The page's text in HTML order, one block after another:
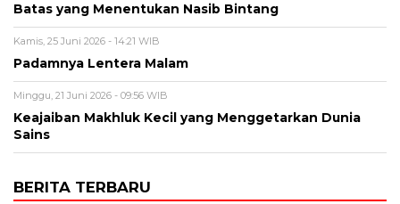
Batas yang Menentukan Nasib Bintang
Kamis, 25 Juni 2026 - 14:21 WIB
Padamnya Lentera Malam
Minggu, 21 Juni 2026 - 09:56 WIB
Keajaiban Makhluk Kecil yang Menggetarkan Dunia
Sains
BERITA TERBARU